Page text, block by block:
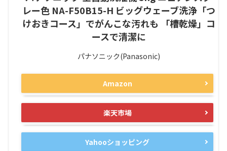
レー色 NA-F50B15-H ビッグウェーブ洗浄「つ
けおきコース」でがんこな汚れも 「槽乾燥」コ
ースで清潔に
パナソニック(Panasonic)
Amazon
楽天市場
Yahooショッピング